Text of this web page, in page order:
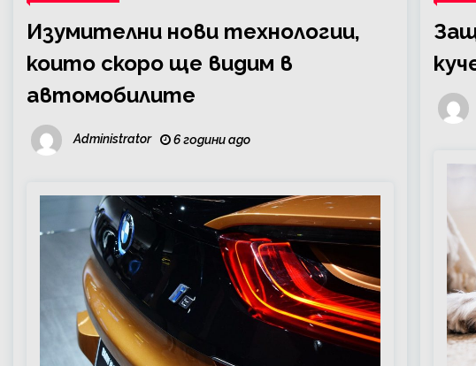
Изумителни нови технологии,
които скоро ще видим в
автомобилите
Administrator 6 години ago